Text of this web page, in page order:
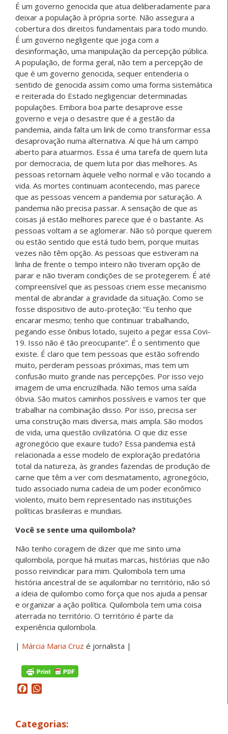
É um governo genocida que atua deliberadamente para
deixar a população à própria sorte. Não assegura a
cobertura dos direitos fundamentais para todo mundo.
É um governo negligente que joga com a
desinformação, uma manipulação da percepção pública.
A população, de forma geral, não tem a percepção de
que é um governo genocida, sequer entenderia o
sentido de genocida assim como uma forma sistemática
e reiterada do Estado negligenciar determinadas
populações. Embora boa parte desaprove esse
governo e veja o desastre que é a gestão da
pandemia, ainda falta um link de como transformar essa
desaprovação numa alternativa. Aí que há um campo
aberto para atuarmos. Essa é uma tarefa de quem luta
por democracia, de quem luta por dias melhores. As
pessoas retornam àquele velho normal e vão tocando a
vida. As mortes continuam acontecendo, mas parece
que as pessoas vencem a pandemia por saturação. A
pandemia não precisa passar. A sensação de que as
coisas já estão melhores parece que é o bastante. As
pessoas voltam a se aglomerar. Não só porque querem
ou estão sentido que está tudo bem, porque muitas
vezes não têm opção. As pessoas que estiveram na
linha de frente o tempo inteiro não tiveram opção de
parar e não tiveram condições de se protegerem. É até
compreensível que as pessoas criem esse mecanismo
mental de abrandar a gravidade da situação. Como se
fosse dispositivo de auto-proteção: “Eu tenho que
encarar mesmo; tenho que continuar trabalhando,
pegando esse ônibus lotado, sujeito a pegar essa Covi-
19. Isso não é tão preocupante”. É o sentimento que
existe. É claro que tem pessoas que estão sofrendo
muito, perderam pessoas próximas, mas tem um
confusão muito grande nas percepções. Por isso vejo
imagem de uma encruzilhada. Não temos uma saída
óbvia. São muitos caminhos possíveis e vamos ter que
trabalhar na combinação disso. Por isso, precisa ser
uma construção mais diversa, mais ampla. São modos
de vida, uma questão civilizatória. O que diz esse
agronegócio que exaure tudo? Essa pandemia está
relacionada a esse modelo de exploração predatória
total da natureza, às grandes fazendas de produção de
carne que têm a ver com desmatamento, agronegócio,
tudo associado numa cadeia de um poder econômico
violento, muito bem representado nas instituições
políticas brasileiras e mundiais.
Você se sente uma quilombola?
Não tenho coragem de dizer que me sinto uma
quilombola, porque há muitas marcas, histórias que não
posso reivindicar para mim. Quilombola tem uma
história ancestral de se aquilombar no território, não só
a ideia de quilombo como força que nos ajuda a pensar
e organizar a ação política. Quilombola tem uma coisa
aterrada no território. O território é parte da
experiência quilombola.
| Márcia Maria Cruz é jornalista |
Facebook
Categorias: